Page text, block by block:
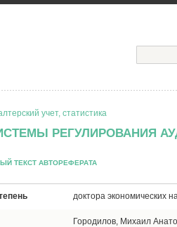
учет, статистика
РЕГУЛИРОВАНИЯ
ТЕКСТ АВТОРЕФЕРАТА
доктора экономических
Городилов, Михаил